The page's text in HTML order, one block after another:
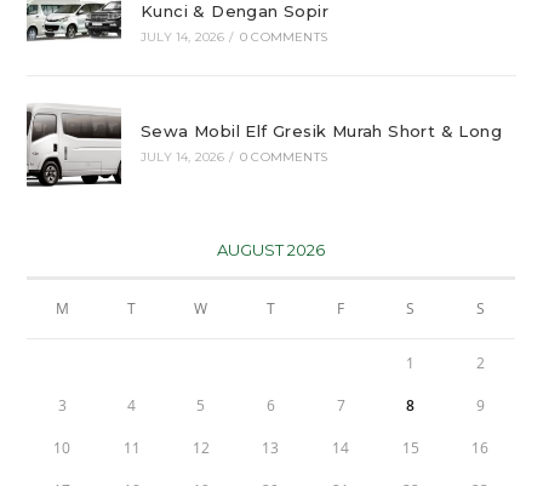
Kunci & Dengan Sopir
JULY 14, 2026 / 0 COMMENTS
Sewa Mobil Elf Gresik Murah Short & Long
JULY 14, 2026 / 0 COMMENTS
AUGUST 2026
M T W T F S S
1 2
3 4 5 6 7 8 9
10 11 12 13 14 15 16